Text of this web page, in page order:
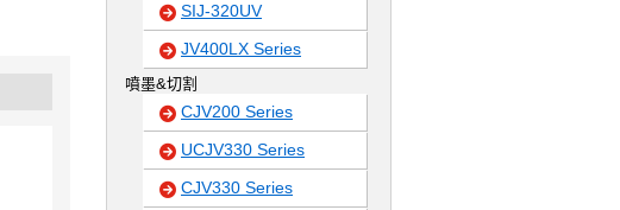
SIJ-320UV
JV400LX Series
噴墨&切割
CJV200 Series
UCJV330 Series
CJV330 Series